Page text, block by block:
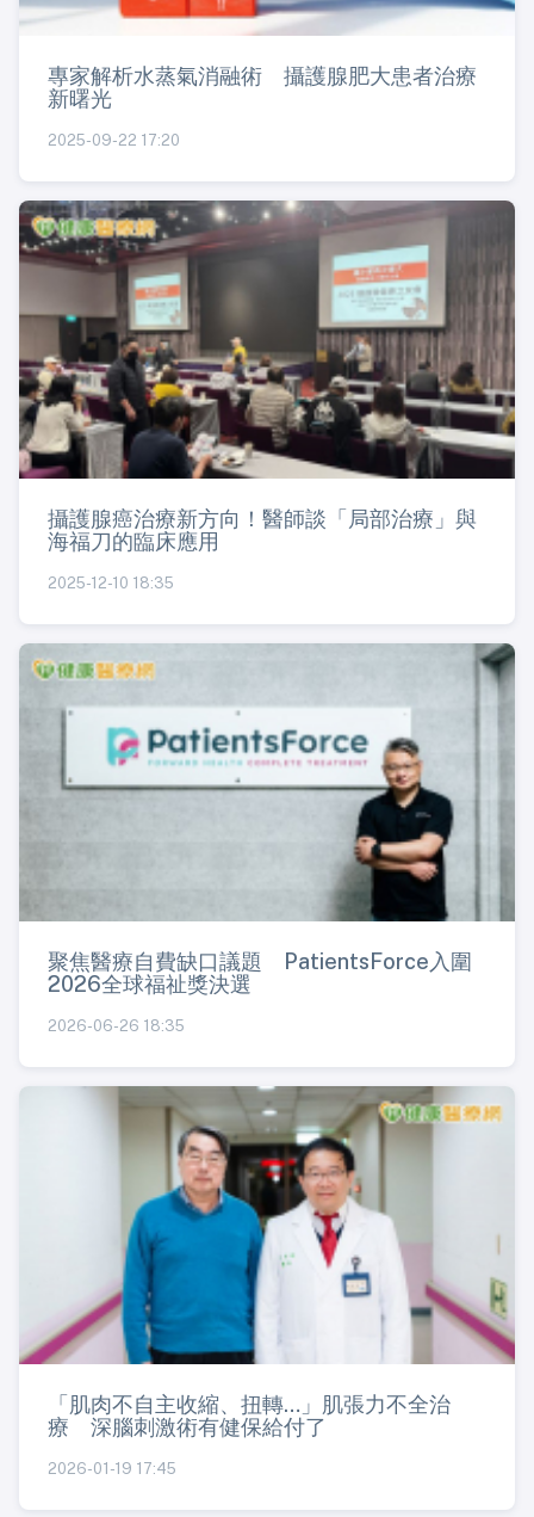
專家解析水蒸氣消融術 攝護腺肥大患者治療
新曙光
2025-09-22 17:20
攝護腺癌治療新方向！醫師談「局部治療」與
海福刀的臨床應用
2025-12-10 18:35
聚焦醫療自費缺口議題 PatientsForce入圍
2026全球福祉獎決選
2026-06-26 18:35
「肌肉不自主收縮、扭轉…」肌張力不全治
療 深腦刺激術有健保給付了
2026-01-19 17:45